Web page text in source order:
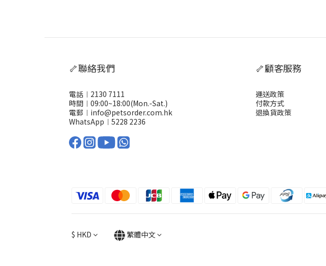
🦴聯絡我們
電話︱2130 7111
時間︱09:00~18:00(Mon.-Sat.)
電郵︱info@petsorder.com.hk
WhatsApp︱ 5228 2236
🦴顧客服務
運送政策
付款方式
退換貨政策
$ HKD 繁體中文